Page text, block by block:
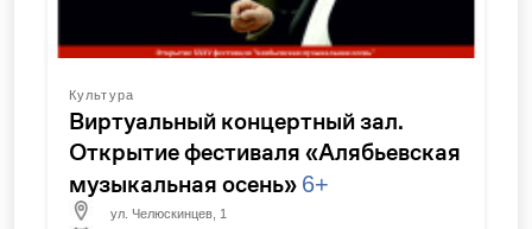
Культура
Виртуальный концертный зал.
Открытие фестиваля «Алябьевская
музыкальная осень» 6+
ул. Челюскинцев, 1